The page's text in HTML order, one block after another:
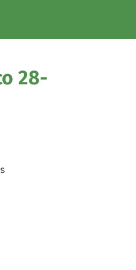
28-